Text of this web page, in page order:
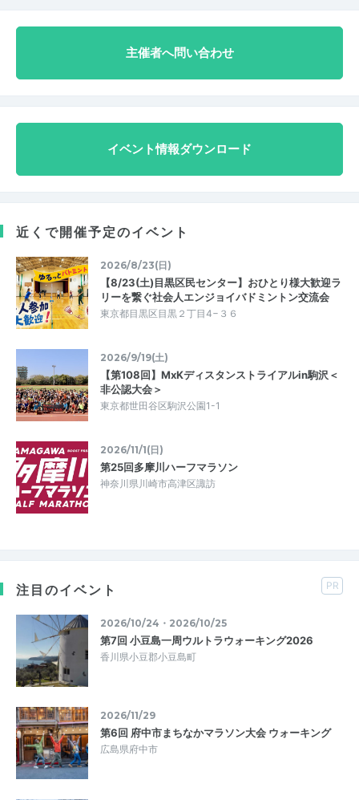
主催者へ問い合わせ
イベント情報ダウンロード
近くで開催予定のイベント
2026/8/23(日)
【8/23(土)目黒区民センター】おひとり様大歓迎ラ
リーを繋ぐ社会人エンジョイバドミントン交流会
東京都目黒区目黒２丁目4−３６
2026/9/19(土)
【第108回】MxKディスタンストライアルin駒沢＜
非公認大会＞
東京都世田谷区駒沢公園1-1
2026/11/1(日)
第25回多摩川ハーフマラソン
神奈川県川崎市高津区諏訪
注目のイベント PR
2026/10/24・2026/10/25
第7回 小豆島一周ウルトラウォーキング2026
香川県小豆郡小豆島町
2026/11/29
第6回 府中市まちなかマラソン大会 ウォーキング
広島県府中市